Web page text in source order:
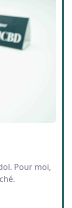
Pour moi,